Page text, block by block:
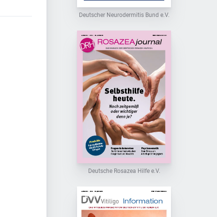
Deutscher Neurodermitis Bund e.V.
Deutsche Rosazea Hilfe e.V.